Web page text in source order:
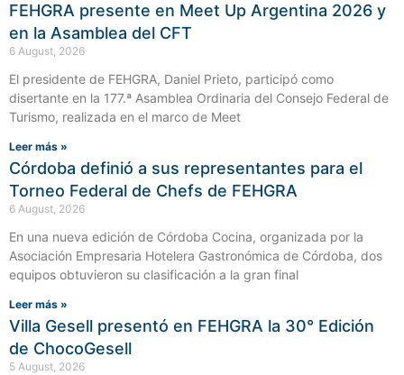
FEHGRA presente en Meet Up Argentina 2026 y
en la Asamblea del CFT
6 August, 2026
El presidente de FEHGRA, Daniel Prieto, participó como
disertante en la 177.ª Asamblea Ordinaria del Consejo Federal de
Turismo, realizada en el marco de Meet
Leer más »
Córdoba definió a sus representantes para el
Torneo Federal de Chefs de FEHGRA
6 August, 2026
En una nueva edición de Córdoba Cocina, organizada por la
Asociación Empresaria Hotelera Gastronómica de Córdoba, dos
equipos obtuvieron su clasificación a la gran final
Leer más »
Villa Gesell presentó en FEHGRA la 30° Edición
de ChocoGesell
5 August, 2026